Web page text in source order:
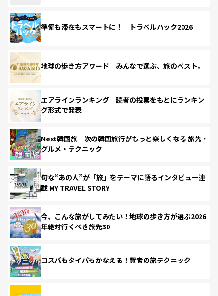
準備も滞在もスマートに！ トラベルハック2026
地球の歩き方アワード みんなで選ぶ、旅のベスト。
エアラインランキング 読者の投票をもとにランキン
グ形式で発表
Next韓国旅 次の韓国旅行がもっと楽しくなる 旅先・
グルメ・テクニック
旬な“あの人”が「旅」をテーマに語るインタビュー連
載 MY TRAVEL STORY
今、こんな旅がしてみたい！地球の歩き方が選ぶ2026
年絶対行くべき旅先30
コスパもタイパもかなえる！賢者の旅テクニック